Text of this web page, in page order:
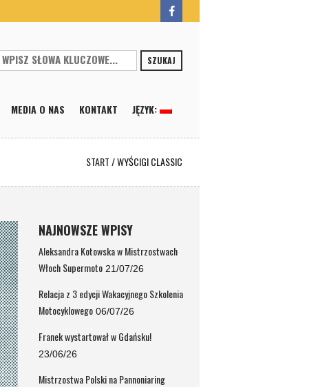
SZUKAJ
MEDIA O NAS KONTAKT JĘZYK:
START/WYŚCIGI CLASSIC
NAJNOWSZE WPISY
Aleksandra Kotowska w Mistrzostwach
Włoch Supermoto 21/07/26
Relacja z 3 edycji Wakacyjnego Szkolenia
Motocyklowego 06/07/26
Franek wystartował w Gdańsku!
23/06/26
Mistrzostwa Polski na Pannoniaring